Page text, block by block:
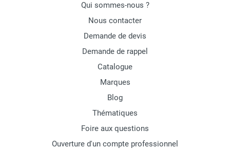
Qui sommes-nous ?
Nous contacter
Demande de devis
Demande de rappel
Catalogue
Marques
Blog
Thématiques
Foire aux questions
Ouverture d'un compte professionnel